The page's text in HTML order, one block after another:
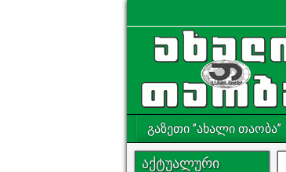
გაზეთი ”ახალი თაობა”
აქტუალური